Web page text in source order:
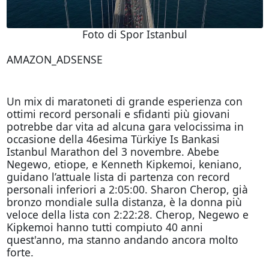
Foto di Spor Istanbul
AMAZON_ADSENSE
Un mix di maratoneti di grande esperienza con
ottimi record personali e sfidanti più giovani
potrebbe dar vita ad alcuna gara velocissima in
occasione della 46esima Türkiye Is Bankasi
Istanbul Marathon del 3 novembre. Abebe
Negewo, etiope, e Kenneth Kipkemoi, keniano,
guidano l’attuale lista di partenza con record
personali inferiori a 2:05:00. Sharon Cherop, già
bronzo mondiale sulla distanza, è la donna più
veloce della lista con 2:22:28. Cherop, Negewo e
Kipkemoi hanno tutti compiuto 40 anni
quest'anno, ma stanno andando ancora molto
forte.